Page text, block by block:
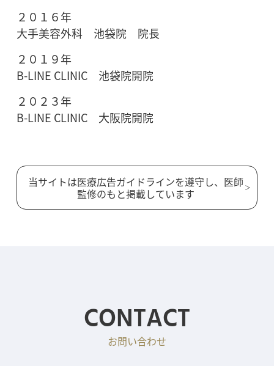
２０１６年
大手美容外科 池袋院 院長
２０１９年
B-LINE CLINIC 池袋院開院
２０２３年
B-LINE CLINIC 大阪院開院
当サイトは医療広告ガイドラインを遵守し、医師
監修のもと掲載しています
CONTACT
お問い合わせ